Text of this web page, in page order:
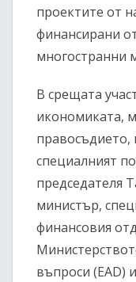
проектите от
финансирани
многостранни
В срещата
икономиката,
правосъдието,
специалният
председателя
министър,
финансовия
въпроси (EAD)